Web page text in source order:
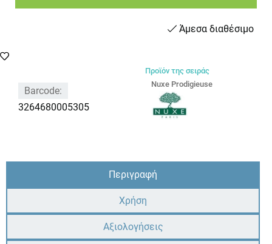
Άμεσα διαθέσιμο
Barcode:
3264680005305
Προϊόν της σειράς
Nuxe Prodigieuse
Περιγραφή
Χρήση
Αξιολογήσεις